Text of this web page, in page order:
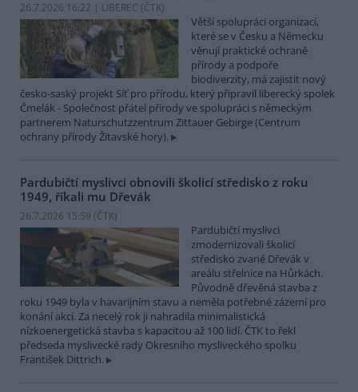
26.7.2026 16:22 | LIBEREC (ČTK)
Větší spolupráci organizací,
které se v Česku a Německu
věnují praktické ochraně
přírody a podpoře
biodiverzity, má zajistit nový
česko-saský projekt Síť pro přírodu, který připravil liberecký spolek
Čmelák - Společnost přátel přírody ve spolupráci s německým
partnerem Naturschutzzentrum Zittauer Gebirge (Centrum
ochrany přírody Žitavské hory).
Pardubičtí myslivci obnovili školicí středisko z roku
1949, říkali mu Dřevák
26.7.2026 15:59 (ČTK)
Pardubičtí myslivci
zmodernizovali školicí
středisko zvané Dřevák v
areálu střelnice na Hůrkách.
Původně dřevěná stavba z
roku 1949 byla v havarijním stavu a neměla potřebné zázemí pro
konání akcí. Za necelý rok ji nahradila minimalistická
nízkoenergetická stavba s kapacitou až 100 lidí. ČTK to řekl
předseda myslivecké rady Okresního mysliveckého spolku
František Dittrich.